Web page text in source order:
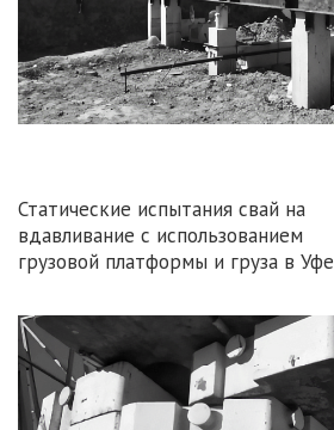
Статические испытания свай на
вдавливание с использованием
грузовой платформы и груза в Уфе